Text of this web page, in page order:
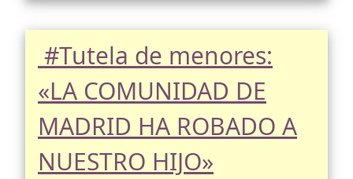
​ #Tutela de menores:
«LA COMUNIDAD DE
MADRID HA ROBADO A
NUESTRO HIJO»